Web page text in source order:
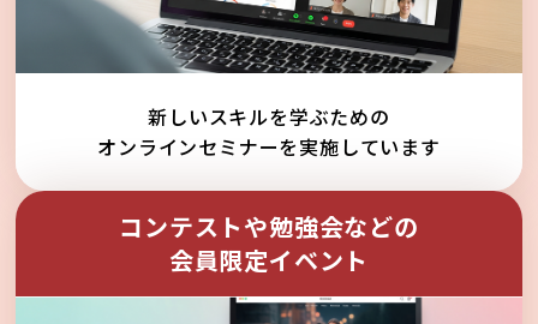
新しいスキルを学ぶための
オンラインセミナーを実施しています
コンテストや勉強会などの
会員限定イベント